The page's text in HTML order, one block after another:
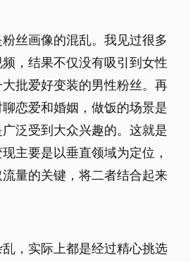
丝画像的混乱。我见过很多
，结果不仅没有吸引到女性
批爱好变装的男性粉丝。再
恋爱和婚姻，做饭的场景是
泛受到大众兴趣的。这就是
主要是以垂直领域为定位，
量的关键，将二者结合起来
，实际上都是经过精心挑选